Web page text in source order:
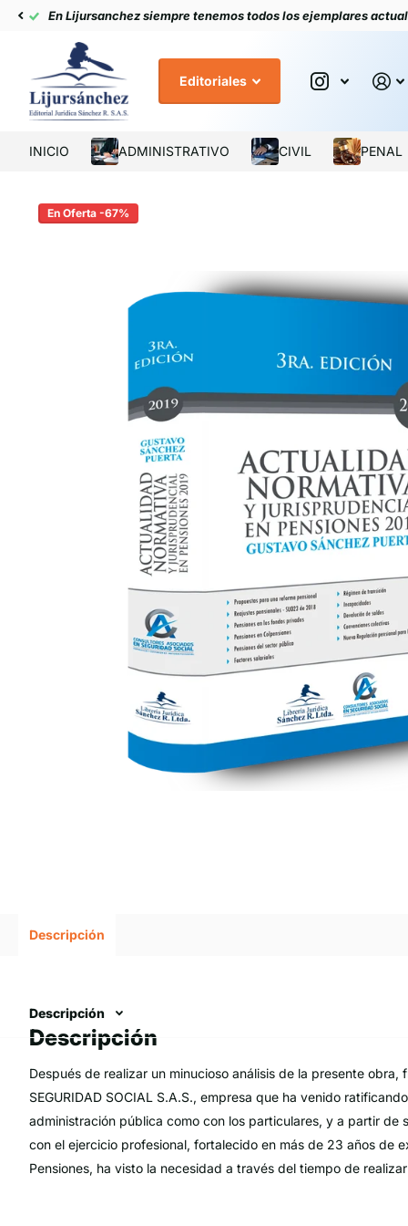
Descubre el poder de nuestro buscador digitando la ley o
Editoriales
INICIO ADMINISTRATIVO CIVIL PENAL
En Oferta -67%
Descripción
Descripción
Descripción
Después de realizar un minucioso análisis de la presente obra,
SEGURIDAD SOCIAL S.A.S., empresa que ha venido
administración pública como con los particulares, y a partir de
con el ejercicio profesional, fortalecido en más de 23 años de
Pensiones, ha visto la necesidad a través del tiempo de